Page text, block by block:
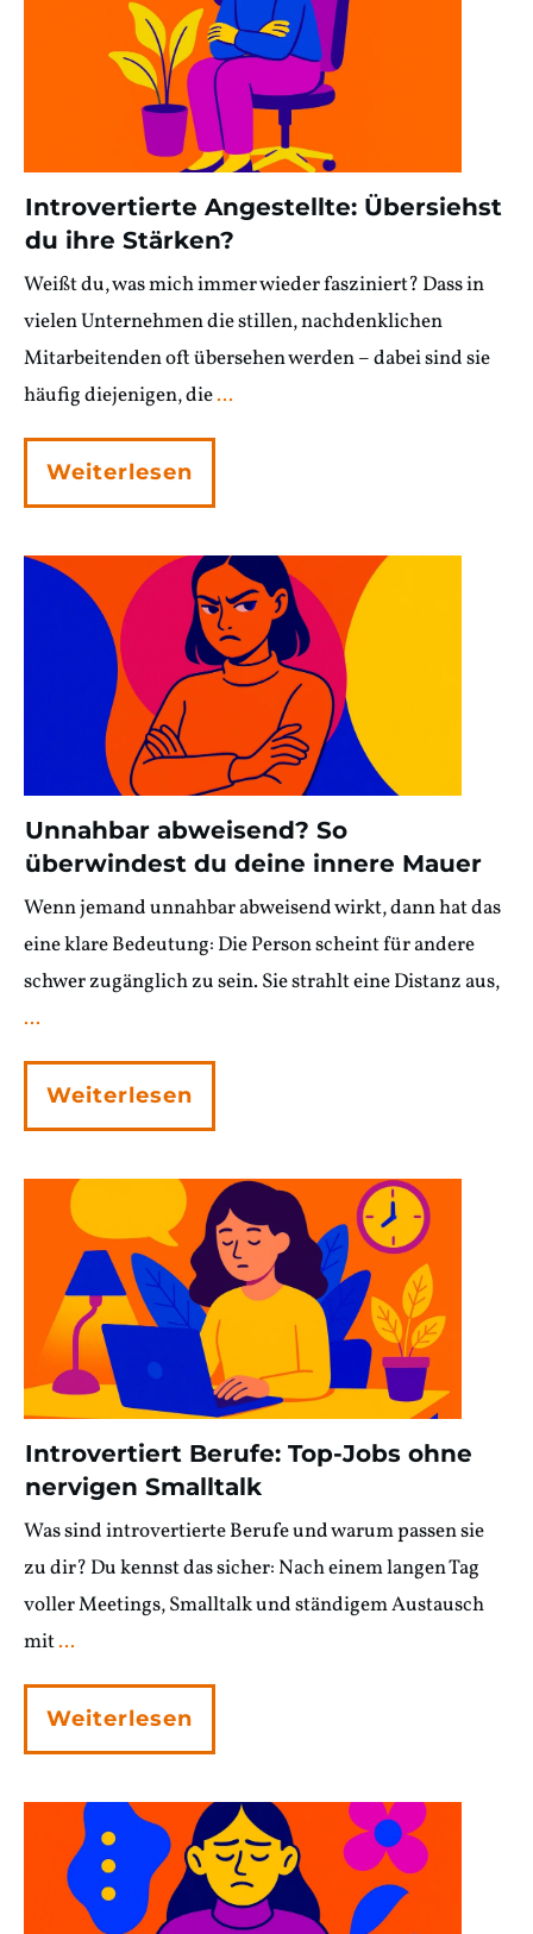
Introvertierte Angestellte: Übersiehst
du ihre Stärken?
Weißt du, was mich immer wieder fasziniert? Dass in
vielen Unternehmen die stillen, nachdenklichen
Mitarbeitenden oft übersehen werden – dabei sind sie
häufig diejenigen, die...
Weiterlesen
Unnahbar abweisend? So
überwindest du deine innere Mauer
Wenn jemand unnahbar abweisend wirkt, dann hat das
eine klare Bedeutung: Die Person scheint für andere
schwer zugänglich zu sein. Sie strahlt eine Distanz aus,
...
Weiterlesen
Introvertiert Berufe: Top-Jobs ohne
nervigen Smalltalk
Was sind introvertierte Berufe und warum passen sie
zu dir? Du kennst das sicher: Nach einem langen Tag
voller Meetings, Smalltalk und ständigem Austausch
mit...
Weiterlesen